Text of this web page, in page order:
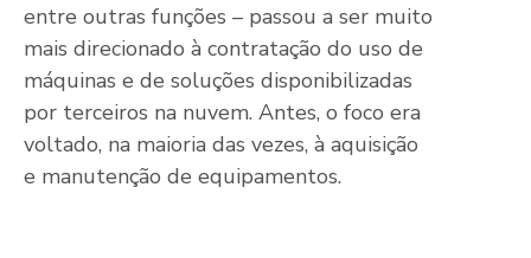
entre outras funções – passou a ser muito
mais direcionado à contratação do uso de
máquinas e de soluções disponibilizadas
por terceiros na nuvem. Antes, o foco era
voltado, na maioria das vezes, à aquisição
e manutenção de equipamentos.